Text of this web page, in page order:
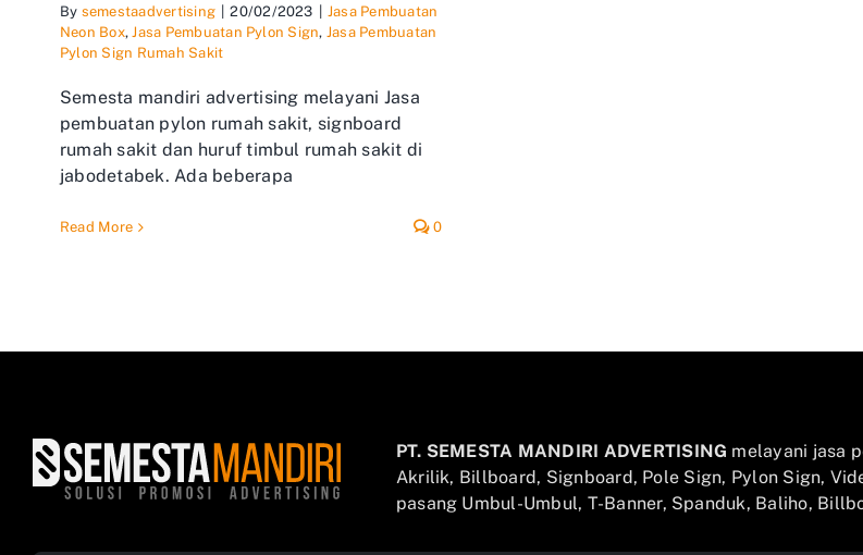
By semestaadvertising 20/02/2023
Jasa Pembuatan
Neon Box,Jasa Pembuatan Pylon Sign, Jasa Pembuatan
Pylon Sign Rumah Sakit
Semesta mandiri advertising melayani Jasa
pembuatan pylon rumah sakit, signboard
rumah sakit dan huruf timbul rumah sakit di
jabodetabek. Ada beberapa
Read More 0
PT. SEMESTA MANDIRI ADVERTISING melayani jasa
Akrilik, Billboard, Signboard, Pole Sign, Pylon Sign,
pasang Umbul-Umbul, T-Banner, Spanduk, Baliho,